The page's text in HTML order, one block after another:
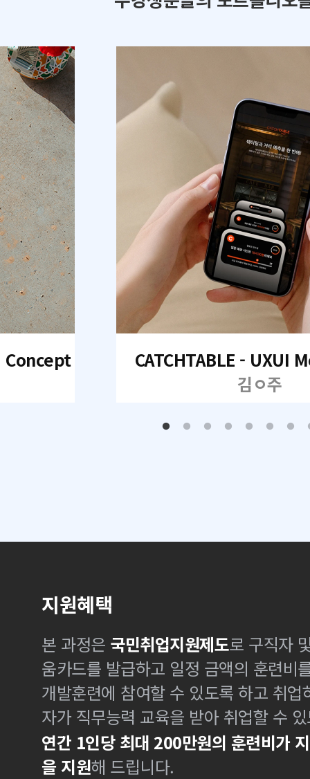
CATCHTABLE - UXUI
김ㅇ주
지원혜택
본 과정은 국민취업지원제도로 구직자
움카드를 발급하고 일정 금액의 훈련비
개발훈련에 참여할 수 있도록 하고 취
자가 직무능력 교육을 받아 취업할 수
연간 1인당 최대 200만원의 훈련비가
을 지원해 드립니다.